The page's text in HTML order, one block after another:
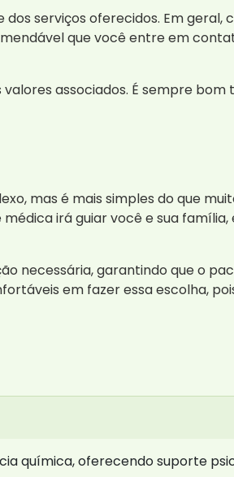
serviços oferecidos. Em geral,
que você entre em
associados. É sempre
mas é mais simples do que
irá guiar você e sua
necessária, garantindo que o
em fazer essa escolha,
química, oferecendo suporte